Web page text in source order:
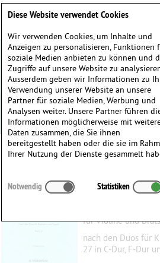
Drei Duette G-
für Violine und
nach den Duos für
27 in C-Dur, F-Dur
Diese Website verwendet Cookies
Wir verwenden Cookies, um Inhalte und
Anzeigen zu personalisieren, Funktionen
soziale Medien anbieten zu können und
Zugriffe auf unsere Website zu
Ausserdem geben wir Informationen zu
Verwendung unserer Website an unsere
Partner für soziale Medien, Werbung und
Analysen weiter. Unsere Partner führen
Informationen möglicherweise mit
Daten zusammen, die Sie ihnen
bereitgestellt haben oder die sie im
Ihrer Nutzung der Dienste gesammelt
Notwendig Statistiken